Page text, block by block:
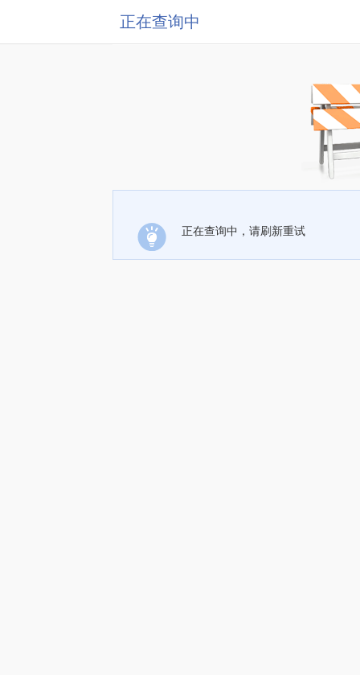
正在查询中
正在查询中，请刷新重试